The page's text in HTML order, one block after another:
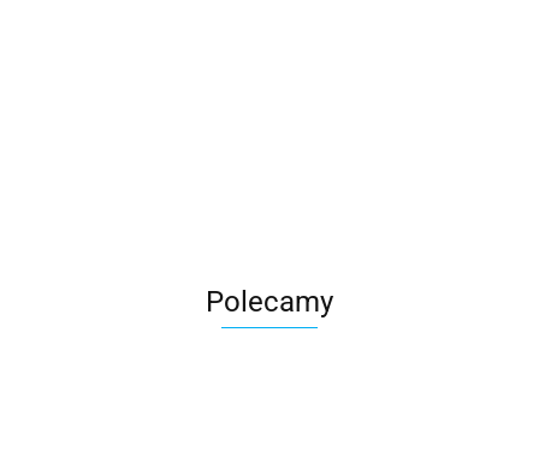
Polecamy